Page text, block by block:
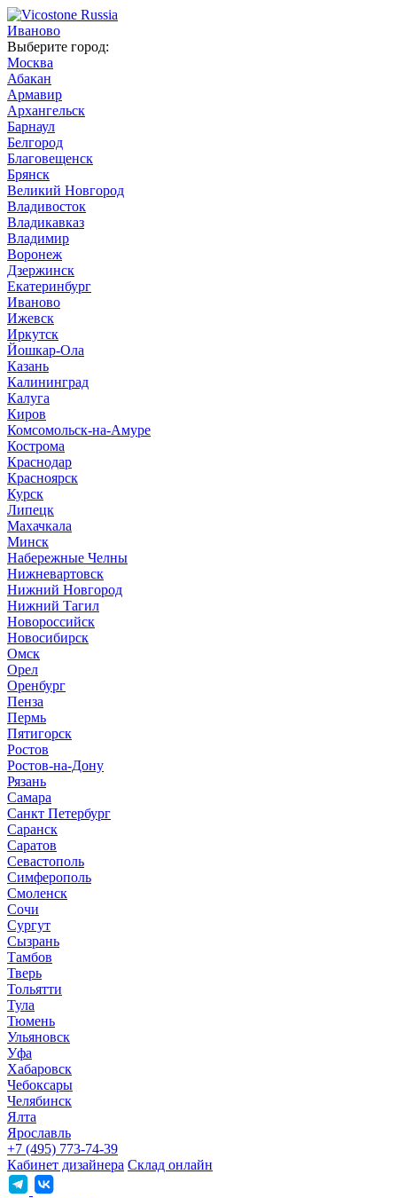
Иваново
Выберите город:
Москва
Абакан
Армавир
Архангельск
Барнаул
Белгород
Благовещенск
Брянск
Великий Новгород
Владивосток
Владикавказ
Владимир
Воронеж
Дзержинск
Екатеринбург
Иваново
Ижевск
Иркутск
Йошкар-Ола
Казань
Калининград
Калуга
Киров
Комсомольск-на-Амуре
Кострома
Краснодар
Красноярск
Курск
Липецк
Махачкала
Минск
Набережные Челны
Нижневартовск
Нижний Новгород
Нижний Тагил
Новороссийск
Новосибирск
Омск
Орел
Оренбург
Пенза
Пермь
Пятигорск
Ростов
Ростов-на-Дону
Рязань
Самара
Санкт Петербург
Саранск
Саратов
Севастополь
Симферополь
Смоленск
Сочи
Сургут
Сызрань
Тамбов
Тверь
Тольятти
Тула
Тюмень
Ульяновск
Уфа
Хабаровск
Чебоксары
Челябинск
Ялта
Ярославль
+7 (495) 773-74-39
Кабинет дизайнера Склад онлайн